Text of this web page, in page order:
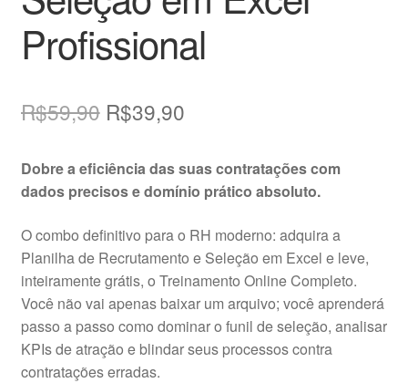
Profissional
R$59,90 O
original
R$59,90.
R$39,90O
atual
R$39,90.
Dobre a eficiência das suas contratações com
dados precisos e domínio prático absoluto.
O combo definitivo para o RH moderno: adquira a
Planilha de Recrutamento e Seleção em Excel e leve,
inteiramente grátis, o Treinamento Online Completo.
Você não vai apenas baixar um arquivo; você aprenderá
passo a passo como dominar o funil de seleção, analisar
KPIs de atração e blindar seus processos contra
contratações erradas.